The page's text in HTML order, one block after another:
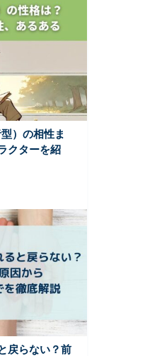
）の相性ま
クターを紹
戻らない？前